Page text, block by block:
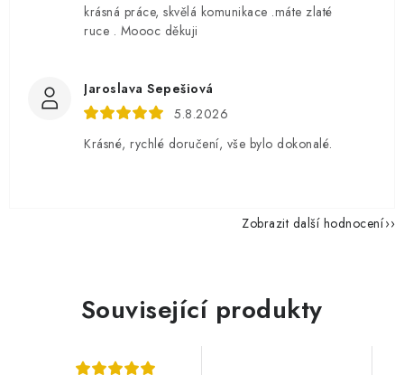
krásná práce, skvělá komunikace .máte zlaté
ruce . Moooc děkuji
Jaroslava Sepešiová
5.8.2026
Krásné, rychlé doručení, vše bylo dokonalé.
Zobrazit další hodnocení
Související produkty